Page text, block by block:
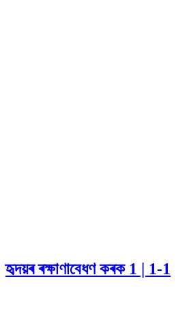
হৃদয়ৰ ৰক্ষাণাবেধণ কৰক 1 | 1-1